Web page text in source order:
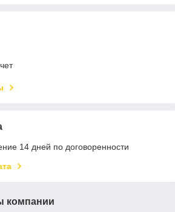
14 дней по договоренности
компании